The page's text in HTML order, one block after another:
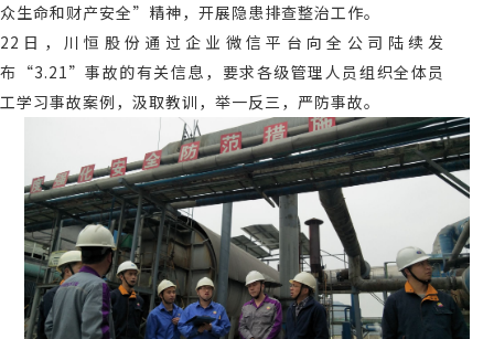
众生命和财产安全”精神，开展隐患排查整治工作。
22 日，川恒股份通过企业微信平台向全公司陆续发
布“3.21”事故的有关信息，要求各级管理人员组织全体员
工学习事故案例，汲取教训，举一反三，严防事故。